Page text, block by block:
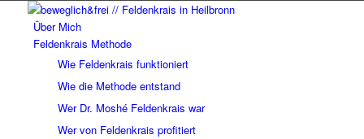
Über Mich
Feldenkrais Methode
Wie Feldenkrais funktioniert
Wie die Methode entstand
Wer Dr. Moshé Feldenkrais war
Wer von Feldenkrais profitiert